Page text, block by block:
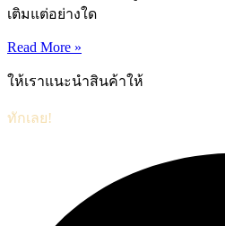
เติมแต่อย่างใด
Read More »
ให้เราแนะนำสินค้าให้
ทักเลย!